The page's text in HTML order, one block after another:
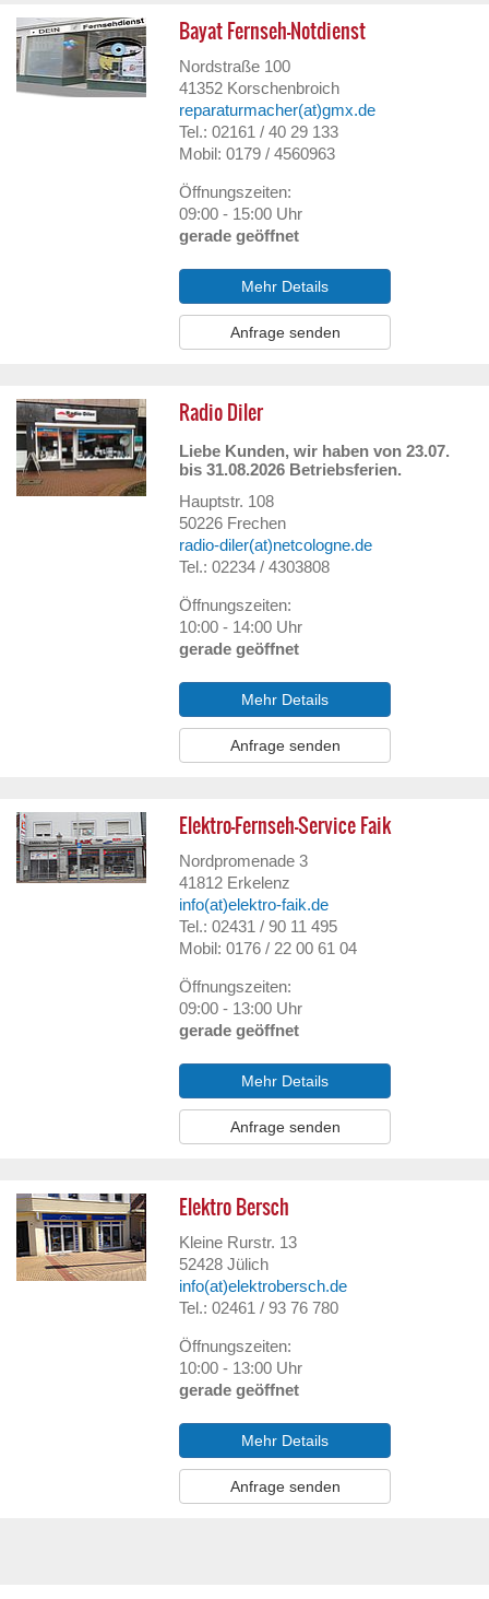
Bayat Fernseh-Notdienst
Nordstraße 100
41352 Korschenbroich
reparaturmacher(at)gmx.de
Tel.: 02161 / 40 29 133
Mobil: 0179 / 4560963
Öffnungszeiten:
09:00 - 15:00 Uhr
gerade geöffnet
Mehr Details
Anfrage senden
Radio Diler
Liebe Kunden, wir haben von 23.07.
bis 31.08.2026 Betriebsferien.
Hauptstr. 108
50226 Frechen
radio-diler(at)netcologne.de
Tel.: 02234 / 4303808
Öffnungszeiten:
10:00 - 14:00 Uhr
gerade geöffnet
Mehr Details
Anfrage senden
Elektro-Fernseh-Service Faik
Nordpromenade 3
41812 Erkelenz
info(at)elektro-faik.de
Tel.: 02431 / 90 11 495
Mobil: 0176 / 22 00 61 04
Öffnungszeiten:
09:00 - 13:00 Uhr
gerade geöffnet
Mehr Details
Anfrage senden
Elektro Bersch
Kleine Rurstr. 13
52428 Jülich
info(at)elektrobersch.de
Tel.: 02461 / 93 76 780
Öffnungszeiten:
10:00 - 13:00 Uhr
gerade geöffnet
Mehr Details
Anfrage senden